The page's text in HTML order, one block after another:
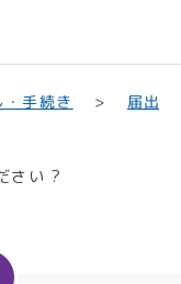
・手続き 届出
さい ?